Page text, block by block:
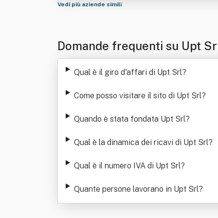
Vedi più aziende simili
Domande frequenti su Upt
Qual è il giro d'affari di Upt Srl?
Come posso visitare il sito di Upt Srl?
Quando è stata fondata Upt Srl?
Qual è la dinamica dei ricavi di Upt Srl?
Qual è il numero IVA di Upt Srl?
Quante persone lavorano in Upt Srl?